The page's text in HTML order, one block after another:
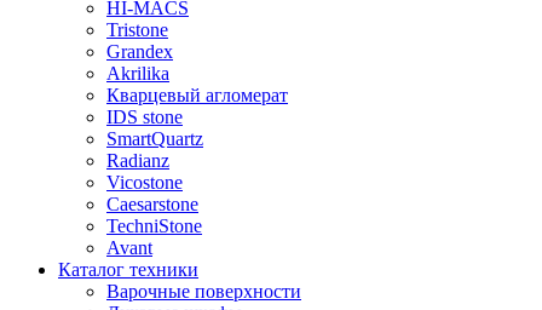
HI-MACS
Tristone
Grandex
Akrilika
Кварцевый агломерат
IDS stone
SmartQuartz
Radianz
Vicostone
Caesarstone
TechniStone
Avant
Каталог техники
Варочные поверхности